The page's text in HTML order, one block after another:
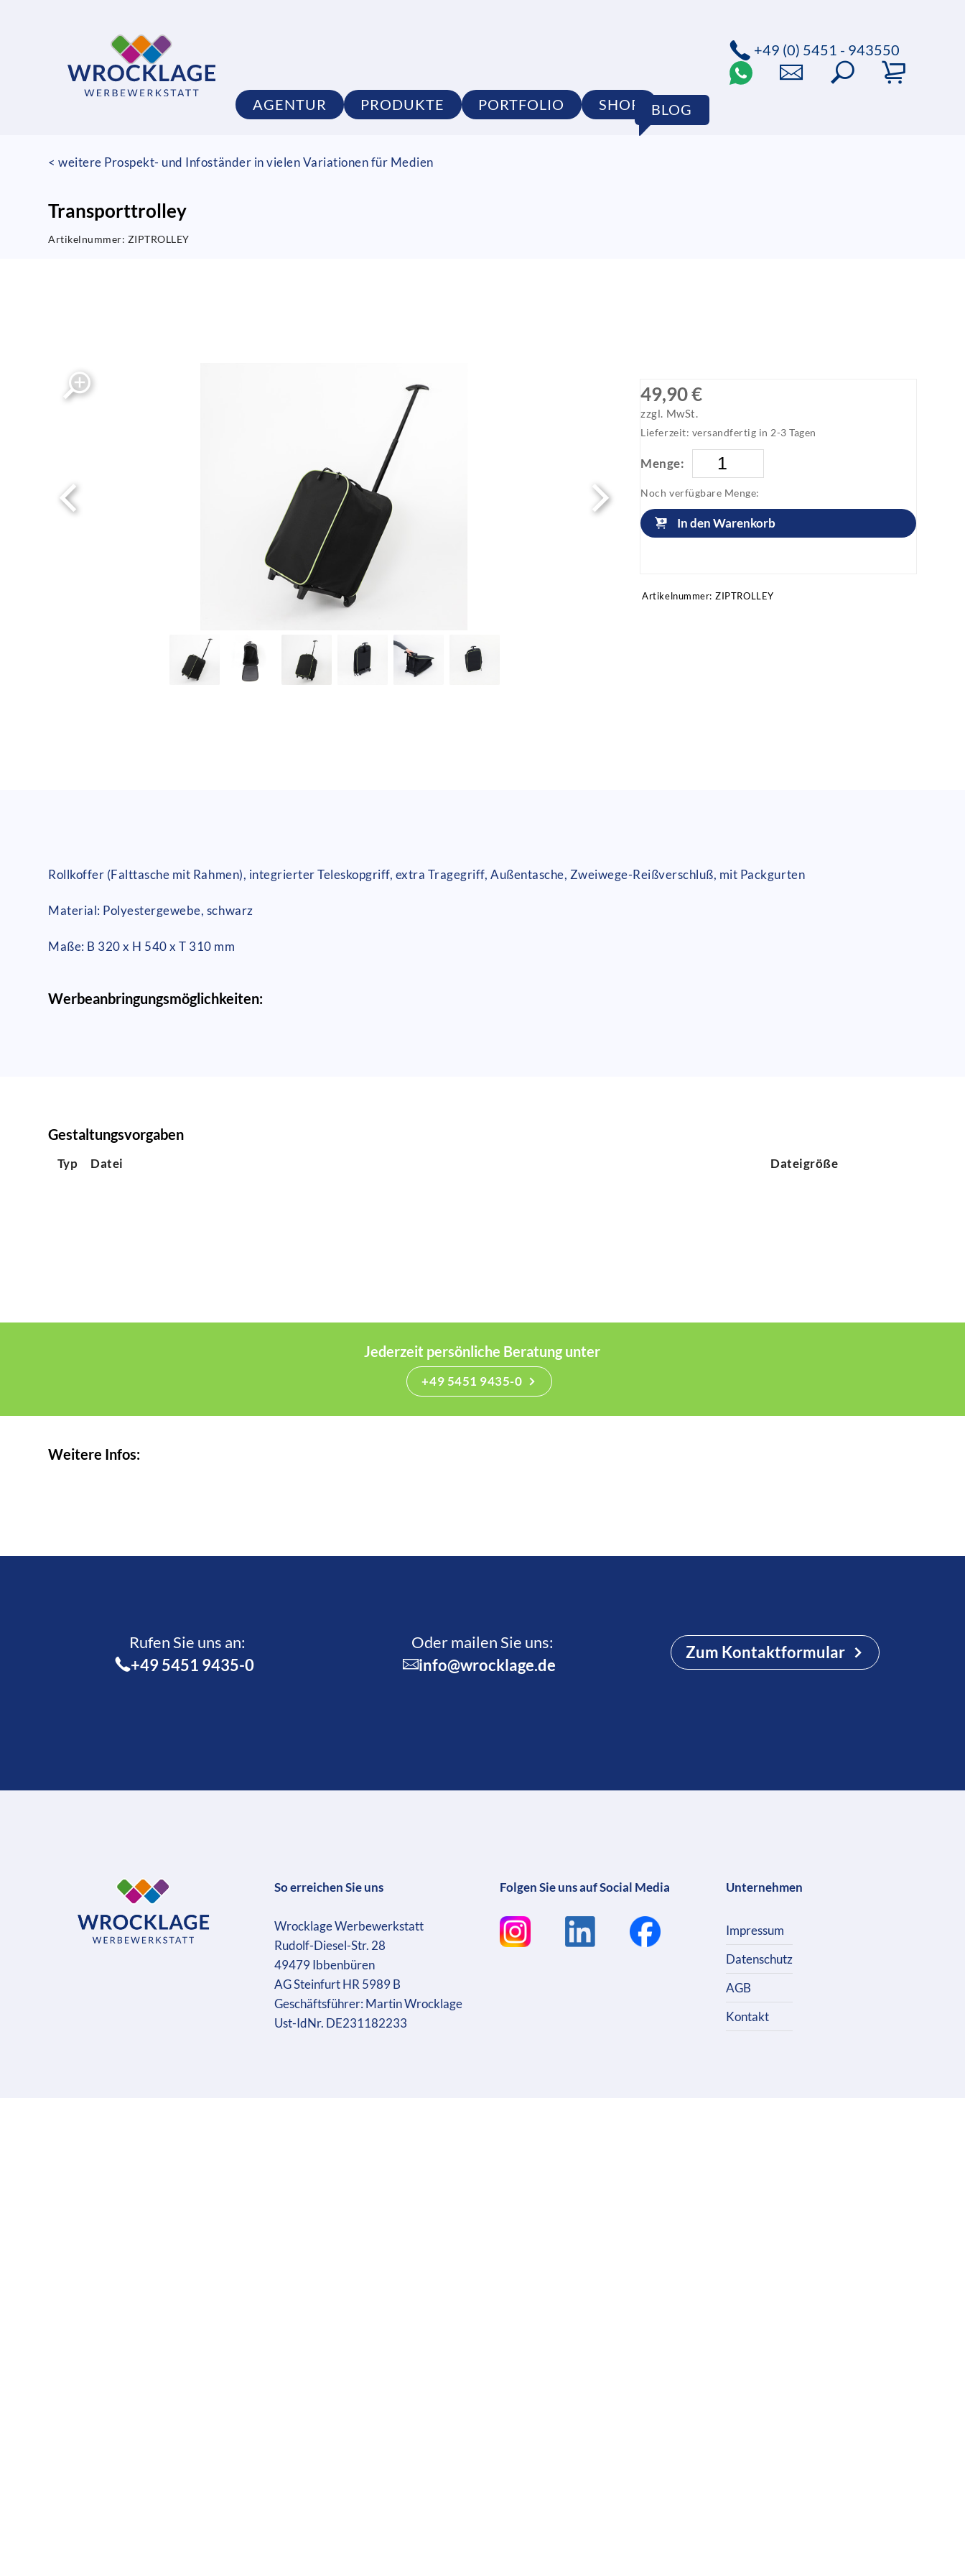
AGENTUR PRODUKTE PORTFOLIO SHOP BLOG
+49 (0) 5451 - 943550
< weitere Prospekt- und Infoständer in vielen Variationen für Medien
Transporttrolley
Artikelnummer: ZIPTROLLEY
49,90 €
zzgl. MwSt.
Lieferzeit: versandfertig in 2-3 Tagen
Menge:
Noch verfügbare Menge:
In den Warenkorb
Artikelnummer: ZIPTROLLEY
Rollkoffer (Falttasche mit Rahmen), integrierter Teleskopgriff, extra Tragegriff, Außentasche, Zweiwege-Reißverschluß, mit Packgurten
Material: Polyestergewebe, schwarz
Maße: B 320 x H 540 x T 310 mm
Werbeanbringungsmöglichkeiten:
Gestaltungsvorgaben
Typ Datei Dateigröße
Jederzeit persönliche Beratung unter
+49 5451 9435-0
Weitere Infos:
Rufen Sie uns an:­
+49 5451 9435-0
Oder mailen Sie uns:
info@wrocklage.de
Zum Kontaktformular
So erreichen Sie uns
Wrocklage Werbewerkstatt
Rudolf-Diesel-Str. 28
49479 Ibbenbüren
AG Steinfurt HR 5989 B
Geschäftsführer: Martin Wrocklage
Ust-IdNr. DE231182233
Folgen Sie uns auf Social Media Unternehmen
Impressum
Datenschutz
AGB
Kontakt